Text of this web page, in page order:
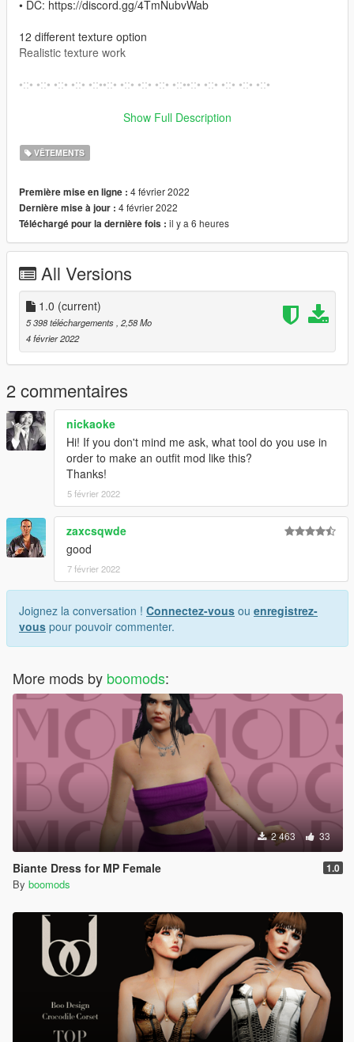
• DC: https://discord.gg/4TmNubvWab
12 different texture option
Realistic texture work
•::• •::• •::• •::• •::••::• •::• •::• •::• •::••::• •::• •::• •::• •::•
How to install on Fivem
Move Files from Fivem folder into your resource folder
Open server.cfg and write there ensure files.
How to install on SP
– Open OpenIV
– Enable “Edit mode”
– Drag and drop files here:
es\mpbusiness.rpf\mp_f_freemode_01_female_freemode_busi
ness
•::• •::• •::• •::• •::••::• •::• •::• •::• •::••::• •::• •::• •::• •::••::• •::• •::•
•::• •::••::• •::• •::• •::• •::••::•
For more help here is my discord -->
https://discord.gg/4TmNubvWab
Show Full Description
VÊTEMENTS
Première mise en ligne : 4 février 2022
Dernière mise à jour : 4 février 2022
Téléchargé pour la dernière fois : il y a 6 heures
All Versions
1.0 (current)
5 398 téléchargements , 2,58 Mo
4 février 2022
2 commentaires
nickaoke
Hi! If you don't mind me ask, what tool do you use in
order to make an outfit mod like this?
Thanks!
5 février 2022
zaxcsqwde
good
7 février 2022
Joignez la conversation ! Connectez-vous ou enregistrez-
vous pour pouvoir commenter.
More mods by boomods:
2 463 33
Biante Dress for MP Female 1.0
By boomods